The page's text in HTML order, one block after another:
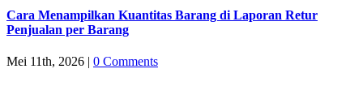
Cara Menampilkan Kuantitas Barang di Laporan Retur
Penjualan per Barang
Mei 11th, 2026 | 0 Comments